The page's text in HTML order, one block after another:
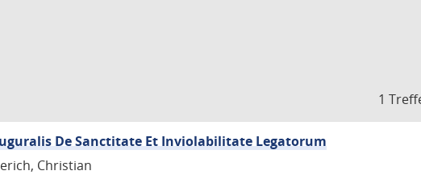
1
De Sanctitate Et Inviolabilitate Legatorum
Christian